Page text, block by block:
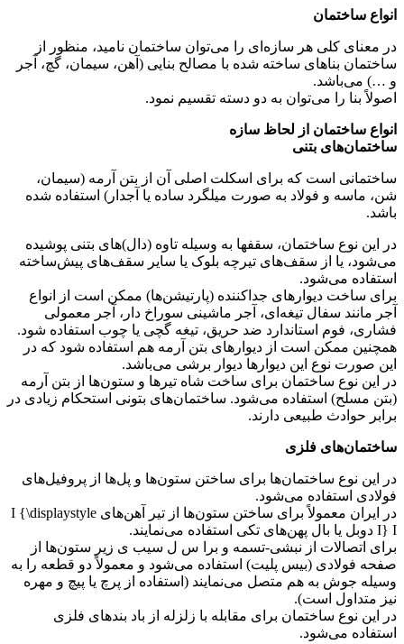
هر سازه‌ای را می‌توان ساختمان نامید، منظور از
ساخته شده با مصالح بنایی (آهن، سیمان، گچ، آجر
می‌توان به دو دسته تقسیم نمود.
از لحاظ سازه
بتنی
که برای اسکلت اصلی آن از بتن آرمه (سیمان،
به صورت میلگرد ساده یا آجدار) استفاده شده
سقفها به وسیله تاوه (دال)های بتنی پوشیده
سقف‌های تیرچه بلوک یا سایر سقف‌های پیش‌ساخته
جداکننده (پارتیشن‌ها) ممکن است از انواع
تیغه‌ای، آجر ماشینی سوراخ دار، آجر معمولی
ضد حریق، تیغه گچی یا چوب استفاده شود.
است از دیوارهای بتن آرمه هم استفاده شود که در
این دیوارها دیوار برشی می‌باشد.
برای ساخت شاه تیرها و ستون‌ها از بتن آرمه
می‌شود. ساختمان‌های بتونی استحکام زیادی در
دارند.
فلزی
برای ساختن ستون‌ها و پل‌ها از پروفیل‌های
می‌شود.
در ایران معمولاً برای ساختن ستون‌ها از تیر آهن‌های I {\displaystyle
از نبشی-تسمه و برا س ل سیب ی زیر ستون‌ها از
(بیس پلیت) استفاده می‌شود و معمولاً دو قطعه را به
هم متصل می‌نمایند (استفاده از پرچ یا پیچ و مهره
برای مقابله با زلزله از باد بندهای فلزی